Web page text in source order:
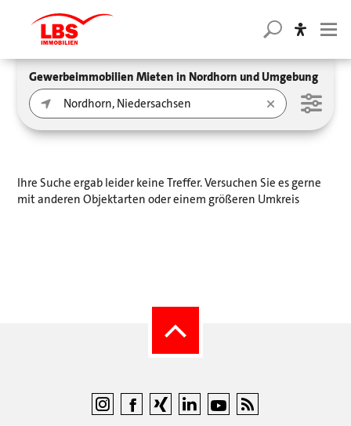
Gewerbeimmobilien Mieten in Nordhorn und Umgebung
Ihre Suche ergab leider keine Treffer. Versuchen Sie es gerne
mit anderen Objektarten oder einem größeren Umkreis